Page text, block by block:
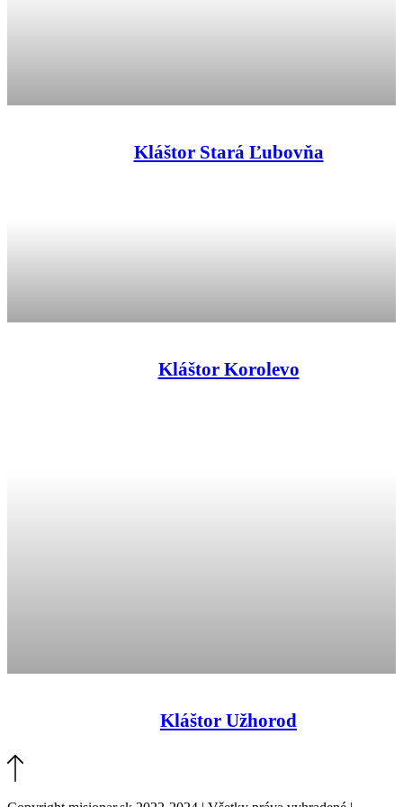
Kláštor Stará Ľubovňa
Kláštor Korolevo
Kláštor Užhorod